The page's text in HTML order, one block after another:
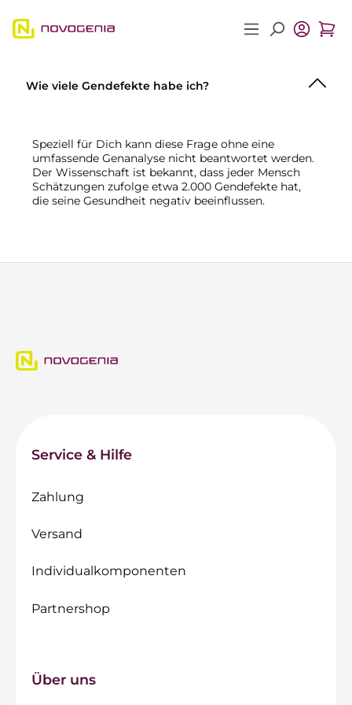
Zum Hauptinhalt springen
Wie viele Gendefekte habe ich?
Speziell für Dich kann diese Frage ohne eine
umfassende Genanalyse nicht beantwortet werden.
Der Wissenschaft ist bekannt, dass jeder Mensch
Schätzungen zufolge etwa 2.000 Gendefekte hat,
die seine Gesundheit negativ beeinflussen.
Service & Hilfe
Zahlung
Versand
Individualkomponenten
Partnershop
Über uns